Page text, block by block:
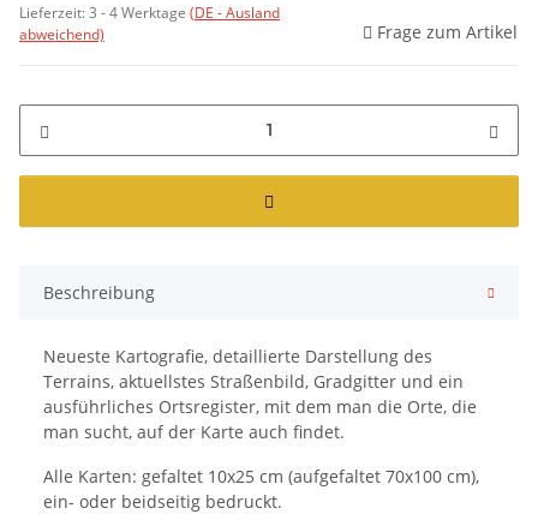
Lieferzeit:3 - 4 Werktage (DE - Ausland
abweichend)
Frage zum Artikel
Beschreibung
Neueste Kartografie, detaillierte Darstellung des
Terrains, aktuellstes Straßenbild, Gradgitter und ein
ausführliches Ortsregister, mit dem man die Orte, die
man sucht, auf der Karte auch findet.
Alle Karten: gefaltet 10x25 cm (aufgefaltet 70x100 cm),
ein- oder beidseitig bedruckt.